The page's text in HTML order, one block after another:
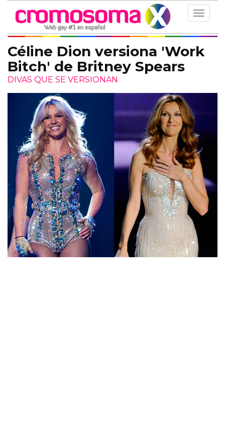
Toggle
Céline Dion versiona 'Work
Bitch' de Britney Spears
DIVAS QUE SE VERSIONAN